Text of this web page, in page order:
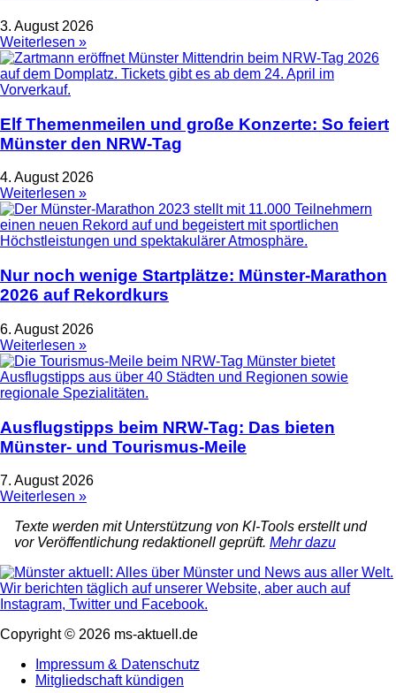
3. August 2026
Weiterlesen »
Elf Themenmeilen und große Konzerte: So feiert
Münster den NRW-Tag
4. August 2026
Weiterlesen »
Nur noch wenige Startplätze: Münster-Marathon
2026 auf Rekordkurs
6. August 2026
Weiterlesen »
Ausflugstipps beim NRW-Tag: Das bieten
Münster- und Tourismus-Meile
7. August 2026
Weiterlesen »
Texte werden mit Unterstützung von KI-Tools erstellt und
vor Veröffentlichung redaktionell geprüft. Mehr dazu
Copyright © 2026 ms-aktuell.de
Impressum & Datenschutz
Mitgliedschaft kündigen